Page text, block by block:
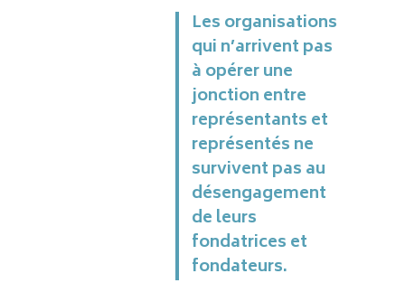
Les organisations
qui n’arrivent pas
à opérer une
jonction entre
représentants et
représentés ne
survivent pas au
désengagement
de leurs
fondatrices et
fondateurs.